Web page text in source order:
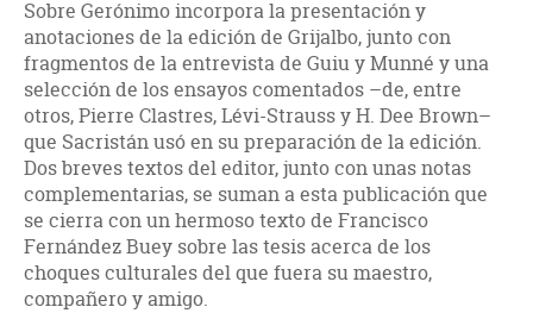
Sobre Gerónimo incorpora la presentación y
anotaciones de la edición de Grijalbo, junto con
fragmentos de la entrevista de Guiu y Munné y una
selección de los ensayos comentados –de, entre
otros, Pierre Clastres, Lévi-Strauss y H. Dee Brown–
que Sacristán usó en su preparación de la edición.
Dos breves textos del editor, junto con unas notas
complementarias, se suman a esta publicación que
se cierra con un hermoso texto de Francisco
Fernández Buey sobre las tesis acerca de los
choques culturales del que fuera su maestro,
compañero y amigo.